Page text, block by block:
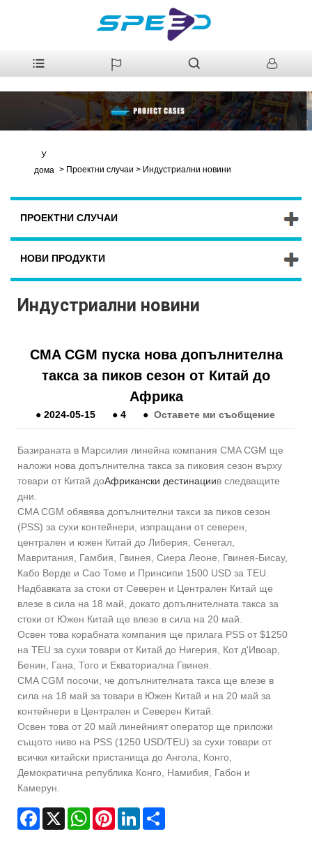
У
дома > Проектни случаи > Индустриални новини
ПРОЕКТНИ СЛУЧАИ
НОВИ ПРОДУКТИ
Индустриални новини
CMA CGM пуска нова допълнителна
такса за пиков сезон от Китай до
Африка
●2024-05-15 ●4 ● Оставете ми съобщение
Базираната в Марсилия линейна компания CMA CGM ще
наложи нова допълнителна такса за пиковия сезон върху
товари от Китай доАфрикански дестинациив следващите
дни.
CMA CGM обявява допълнителни такси за пиков сезон
(PSS) за сухи контейнери, изпращани от северен,
централен и южен Китай до Либерия, Сенегал,
Мавритания, Гамбия, Гвинея, Сиера Леоне, Гвинея-Бисау,
Кабо Верде и Сао Томе и Принсипи 1500 USD за TEU.
Надбавката за стоки от Северен и Централен Китай ще
влезе в сила на 18 май, докато допълнителната такса за
стоки от Южен Китай ще влезе в сила на 20 май.
Освен това корабната компания ще прилага PSS от $1250
на TEU за сухи товари от Китай до Нигерия, Кот д'Ивоар,
Бенин, Гана, Того и Екваториална Гвинея.
CMA CGM посочи, че допълнителната такса ще влезе в
сила на 18 май за товари в Южен Китай и на 20 май за
контейнери в Централен и Северен Китай.
Освен това от 20 май линейният оператор ще приложи
същото ниво на PSS (1250 USD/TEU) за сухи товари от
всички китайски пристанища до Ангола, Конго,
Демократична република Конго, Намибия, Габон и
Камерун.
Facebook
X WhatsAppPinterestLinkedIn